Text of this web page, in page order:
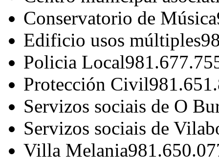
Conservatorio de Música
Edificio usos múltiples
Policia Local
Protección Civil
Servizos sociais de O
Servizos sociais de
Villa Melania